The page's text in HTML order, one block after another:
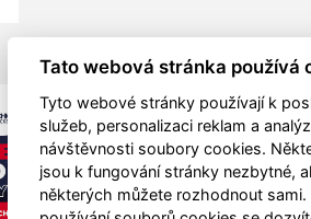
Tato webová stránka používá
Tyto webové stránky používají k
služeb, personalizaci reklam a
návštěvnosti soubory cookies.
jsou k fungování stránky nezbytné,
některých můžete rozhodnout sami.